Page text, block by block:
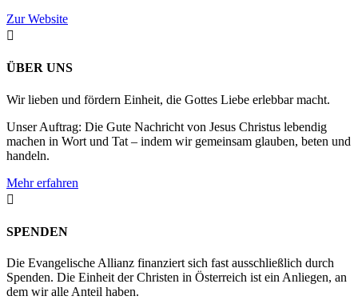
Zur Website

ÜBER UNS
Wir lieben und fördern Einheit, die Gottes Liebe erlebbar macht.
Unser Auftrag: Die Gute Nachricht von Jesus Christus lebendig
machen in Wort und Tat – indem wir gemeinsam glauben, beten und
handeln.
Mehr erfahren

SPENDEN
Die Evangelische Allianz finanziert sich fast ausschließlich durch
Spenden. Die Einheit der Christen in Österreich ist ein Anliegen, an
dem wir alle Anteil haben.